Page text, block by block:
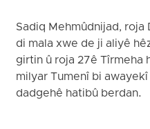
Sadiq Mehmûdnijad, roja
di mala xwe de ji aliyê
girtin û roja 27ê Tîrmeha
milyar Tumenî bi
dadgehê hatibû berdan.